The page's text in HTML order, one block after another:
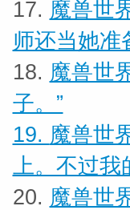
17. 魔兽世
师还当她准
18. 魔兽世
子。”
19. 魔兽世
上。不过我
20. 魔兽世